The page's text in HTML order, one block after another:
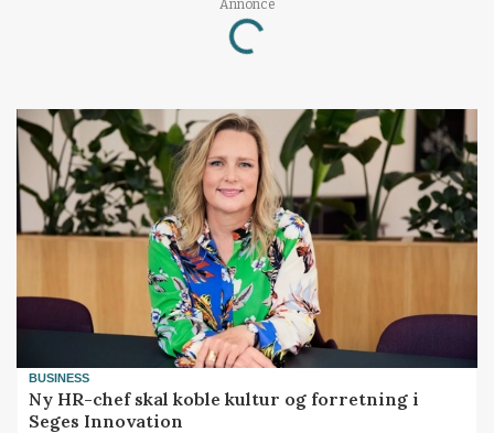
Annonce
Loading...
BUSINESS
Ny HR-chef skal koble kultur og forretning i
Seges Innovation